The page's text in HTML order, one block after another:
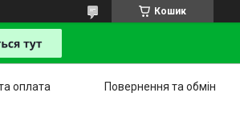
Кошик
оплата Повернення та обмін